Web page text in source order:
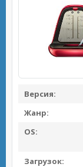
Версия:
Жанр:
OS:
Загрузок: